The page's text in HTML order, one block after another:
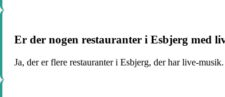
Er der nogen restauranter i Esbjerg med
Ja, der er flere restauranter i Esbjerg, der har live-